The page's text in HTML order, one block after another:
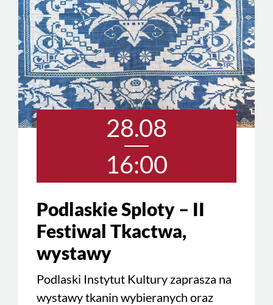
28.08
16:00
Podlaskie Sploty – II
Festiwal Tkactwa,
wystawy
Podlaski Instytut Kultury zaprasza na
wystawy tkanin wybieranych oraz